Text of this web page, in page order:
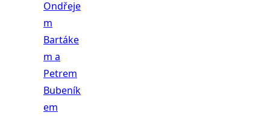
Ondřeje
m
Bartáke
m a
Petrem
Bubeník
em